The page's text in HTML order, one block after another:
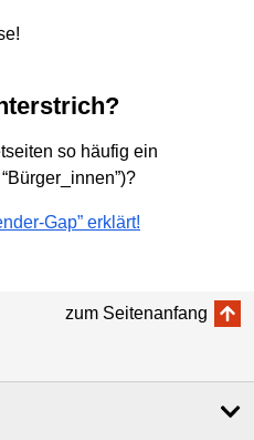
so häufig ein
Gap” erklärt!
zum Seitenanfang